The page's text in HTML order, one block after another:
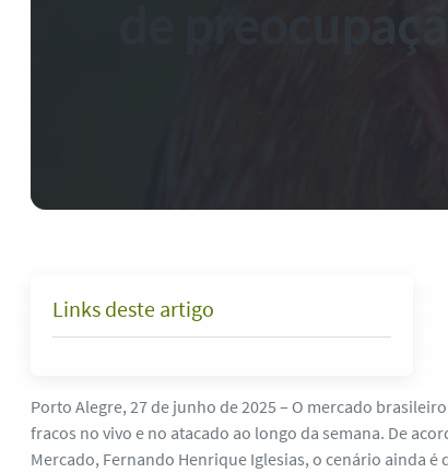
Links deste artigo
Porto Alegre, 27 de junho de 2025 – O mercado
fracos no vivo e no atacado ao longo da semana. De
Mercado, Fernando Henrique Iglesias, o cenário ainda é